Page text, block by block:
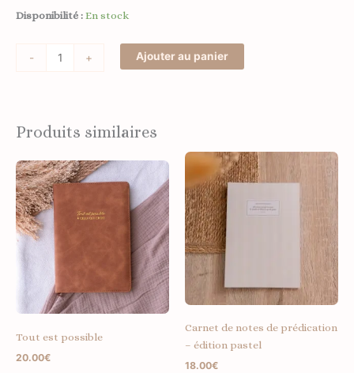
Disponibilité : En stock
- + Ajouter au panier
Produits similaires
Tout est possible
20.00€
Carnet de notes de prédication
– édition pastel
18.00€